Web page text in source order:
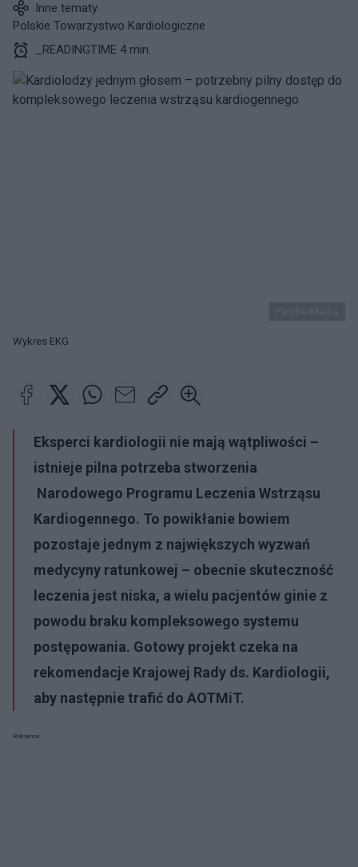
Inne tematy
Polskie Towarzystwo Kardiologiczne
_READINGTIME 4 min.
Wykres EKG
Eksperci kardiologii nie mają wątpliwości –
istnieje pilna potrzeba stworzenia
Narodowego Programu Leczenia Wstrząsu
Kardiogennego. To powikłanie bowiem
pozostaje jednym z największych wyzwań
medycyny ratunkowej – obecnie skuteczność
leczenia jest niska, a wielu pacjentów ginie z
powodu braku kompleksowego systemu
postępowania. Gotowy projekt czeka na
rekomendacje Krajowej Rady ds. Kardiologii,
aby następnie trafić do AOTMiT.
Reklama: